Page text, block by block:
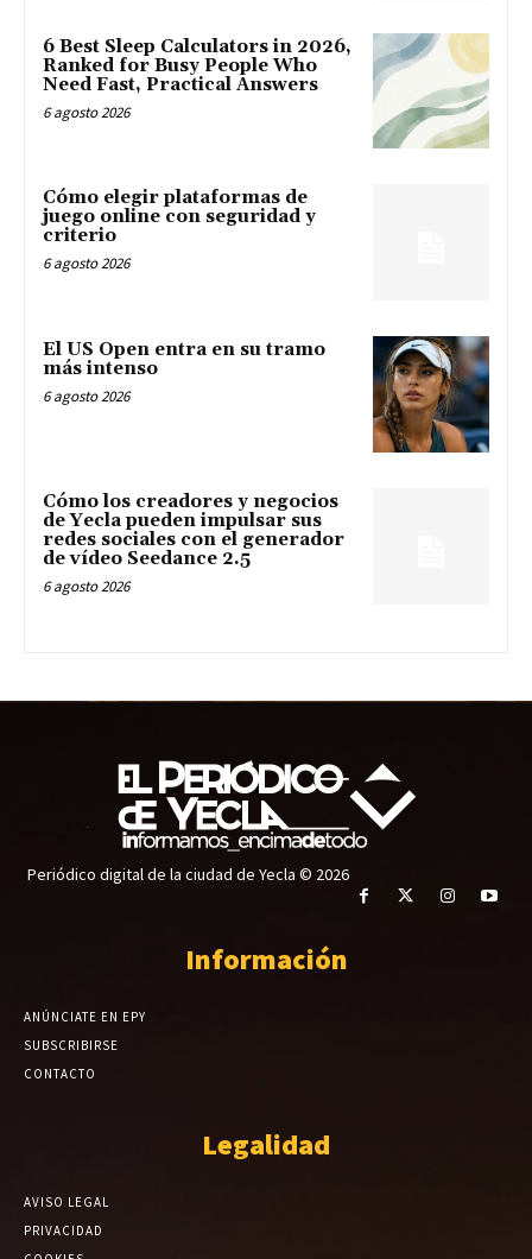
6 Best Sleep Calculators in 2026,
Ranked for Busy People Who
Need Fast, Practical Answers
6 agosto 2026
Cómo elegir plataformas de
juego online con seguridad y
criterio
6 agosto 2026
El US Open entra en su tramo
más intenso
6 agosto 2026
Cómo los creadores y negocios
de Yecla pueden impulsar sus
redes sociales con el generador
de vídeo Seedance 2.5
6 agosto 2026
Periódico digital de la ciudad de Yecla © 2026
Información
ANÚNCIATE EN EPY
SUBSCRIBIRSE
CONTACTO
Legalidad
AVISO LEGAL
PRIVACIDAD